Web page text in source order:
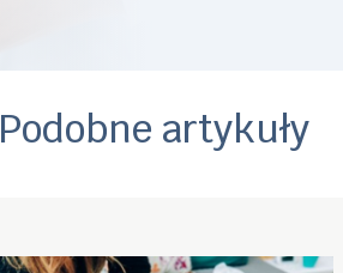
Podobne artykuły